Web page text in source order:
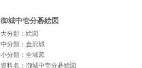
御城中壱分碁絵図
大分類：絵図
中分類：金沢城
小分類：全域図
資料名：御城中壱分碁絵図